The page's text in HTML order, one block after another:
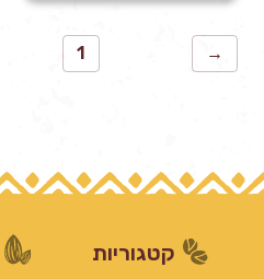
רום
→
1
קטגוריות